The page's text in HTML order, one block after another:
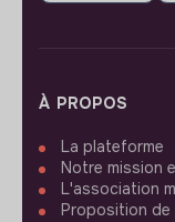
À PROPOS
La plateforme
Notre mission
L'association
Proposition de